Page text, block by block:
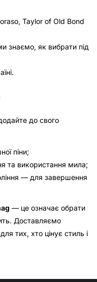
Taylor of Old Bond
знаємо, як вибрати під
до свого
піни;
та використання мила;
— для завершення
— це означає обрати
Доставляємо
тих, хто цінує стиль і